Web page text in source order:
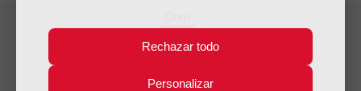
Rechazar todo
Personalizar
10
Nov